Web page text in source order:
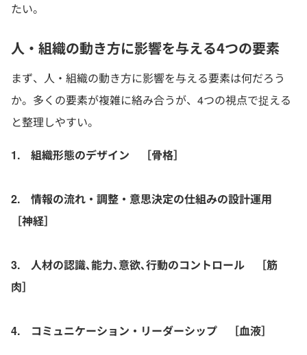
たい。
人・組織の動き方に影響を与える4つの要素
まず、人・組織の動き方に影響を与える要素は何だろう
か。多くの要素が複雑に絡み合うが、4つの視点で捉える
と整理しやすい。
1. 組織形態のデザイン ［骨格］
2. 情報の流れ・調整・意思決定の仕組みの設計運用
［神経］
3. 人材の認識､能力､意欲､行動のコントロール ［筋
肉］
4. コミュニケーション・リーダーシップ ［血液］